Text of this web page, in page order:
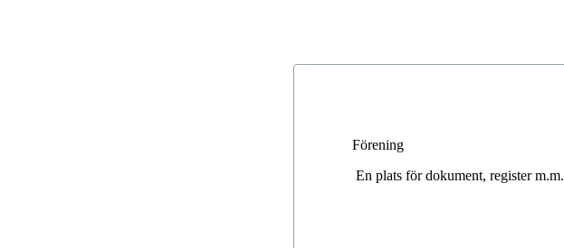
Förening
En plats för dokument, register m.m.